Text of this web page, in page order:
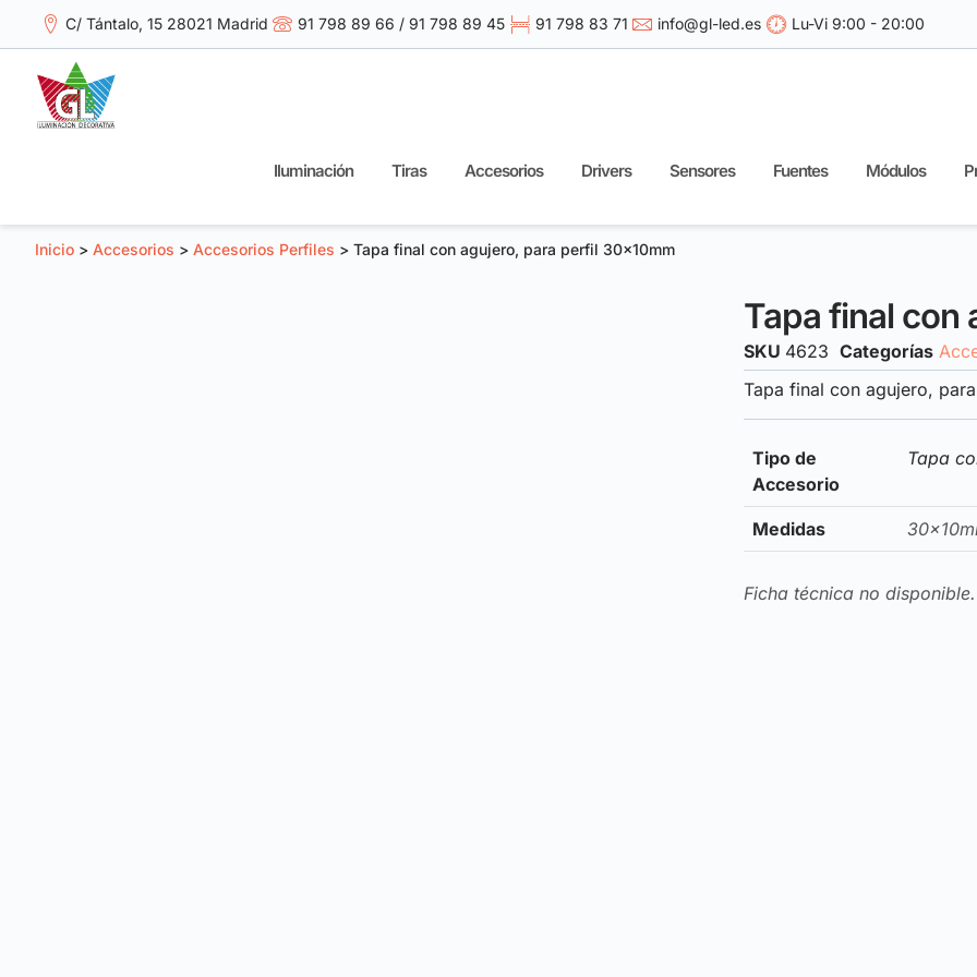
C/ Tántalo, 15 28021 Madrid 91 798 89 66 / 91 798 89 45 91 798 83 71 info@gl-led.es Lu-Vi 9:00 - 20:00
Iluminación Tiras Accesorios Drivers Sensores Fuentes Módulos
Inicio > Accesorios > Accesorios Perfiles > Tapa final con agujero, para perfil 30x10mm
Tapa final con
SKU 4623 Categorías
Tapa final con agujero,
Tipo de
Accesorio
Tapa
Medidas
Ficha técnica no disponible.